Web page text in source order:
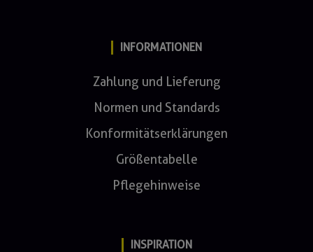
INFORMATIONEN
Zahlung und Lieferung
Normen und Standards
Konformitätserklärungen
Größentabelle
Pflegehinweise
INSPIRATION